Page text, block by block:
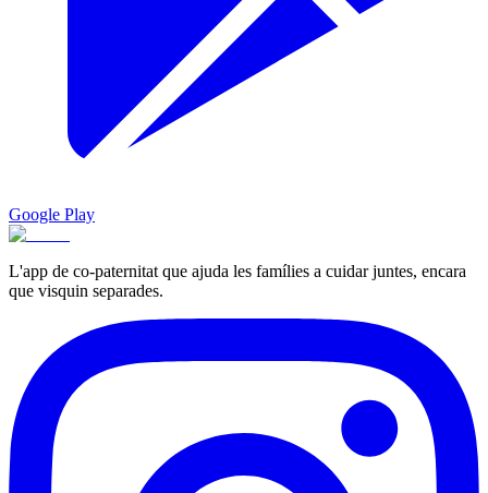
Google Play
L'app de co-paternitat que ajuda les famílies a cuidar juntes, encara
que visquin separades.